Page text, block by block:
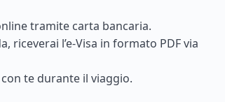
tramite carta bancaria.
riceverai l’e-Visa in formato PDF via
te durante il viaggio.